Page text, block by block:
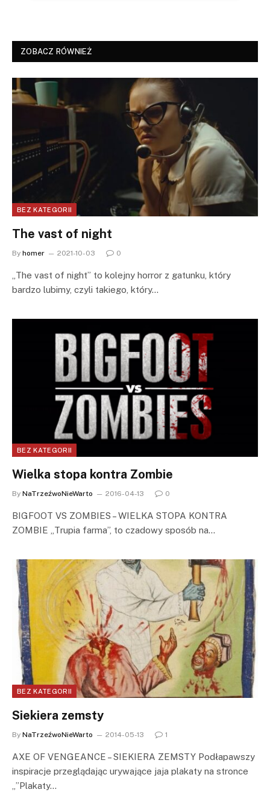
ZOBACZ RÓWNIEŻ
BEZ KATEGORII
The vast of night
By homer 2021-10-03 0
„The vast of night” to kolejny horror z gatunku, który
bardzo lubimy, czyli takiego, który…
BEZ KATEGORII
Wielka stopa kontra Zombie
By NaTrzeźwoNieWarto 2016-04-13 0
BIGFOOT VS ZOMBIES – WIELKA STOPA KONTRA
ZOMBIE „Trupia farma”, to czadowy sposób na…
BEZ KATEGORII
Siekiera zemsty
By NaTrzeźwoNieWarto 2014-05-13 1
AXE OF VENGEANCE – SIEKIERA ZEMSTY Podłapawszy
inspiracje przeglądając urywające jaja plakaty na stronce
„”Plakaty…